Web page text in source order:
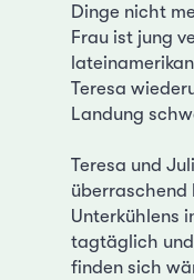
Dinge nicht
Frau ist jung
Teresa
Landung
Teresa und
überraschend
Unterkühlens
tagtäglich und
finden sich